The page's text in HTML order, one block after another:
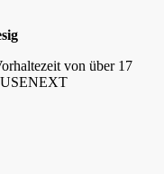
von über 17
USENEXT